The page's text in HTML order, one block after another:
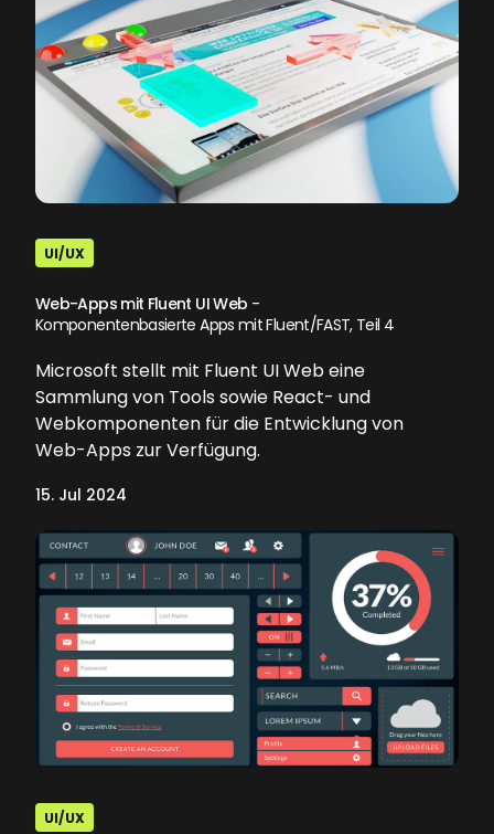
UI/UX
Web-Apps mit Fluent UI Web -
Komponentenbasierte Apps mit Fluent/FAST, Teil 4
Microsoft stellt mit Fluent UI Web eine
Sammlung von Tools sowie React- und
Webkomponenten für die Entwicklung von
Web-Apps zur Verfügung.
15. Jul 2024
UI/UX